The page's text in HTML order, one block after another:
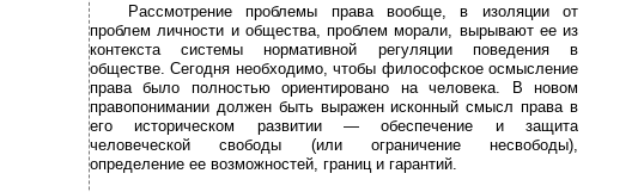
Рассмотрение проблемы права вообще, в изоляции от
проблем личности и общества, проблем морали, вырывают ее из
контекста системы нормативной регуляции поведения в
обществе. Сегодня необходимо, чтобы философское осмысление
права было полностью ориентировано на человека. В новом
правопонимании должен быть выражен исконный смысл права в
его историческом развитии — обеспечение и защита
человеческой свободы (или ограничение несвободы),
определение ее возможностей, границ и гарантий.